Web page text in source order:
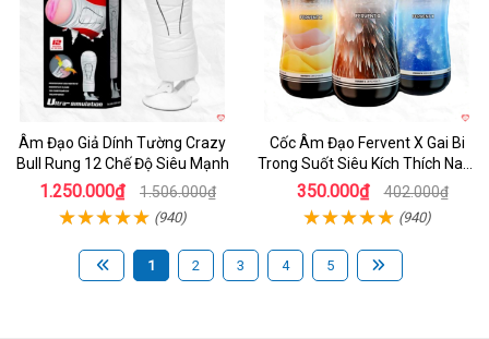
Âm Đạo Giả Dính Tường Crazy
Bull Rung 12 Chế Độ Siêu Mạnh
1.250.000₫ 1.506.000₫
(940)
Cốc Âm Đạo Fervent X Gai Bi
Trong Suốt Siêu Kích Thích Nam
Giới
350.000₫ 402.000₫
(940)
1 2 3 4 5